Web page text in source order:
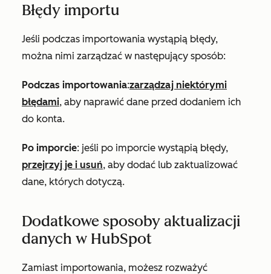
Błędy importu
Jeśli podczas importowania wystąpią błędy,
można nimi zarządzać w następujący sposób:
Podczas importowania:zarządzaj niektórymi
błędami, aby naprawić dane przed dodaniem ich
do konta.
Po imporcie: jeśli po imporcie wystąpią błędy,
przejrzyj je i usuń, aby dodać lub zaktualizować
dane, których dotyczą.
Dodatkowe sposoby aktualizacji
danych w HubSpot
Zamiast importowania, możesz rozważyć